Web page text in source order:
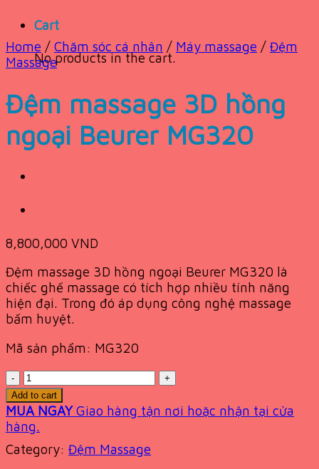
Cart
No products in the cart.
Home / Chăm sóc cá nhân / Máy massage / Đệm
Massage
Đệm massage 3D hồng
ngoại Beurer MG320
8,800,000 VND
Đệm massage 3D hồng ngoại Beurer MG320 là
chiếc ghế massage có tích hợp nhiều tính năng
hiện đại. Trong đó áp dụng công nghệ massage
bấm huyệt.
Mã sản phẩm: MG320
Quantity
Add to cart
MUA NGAY Giao hàng tận nơi hoặc nhận tại cửa
hàng.
Category: Đệm Massage